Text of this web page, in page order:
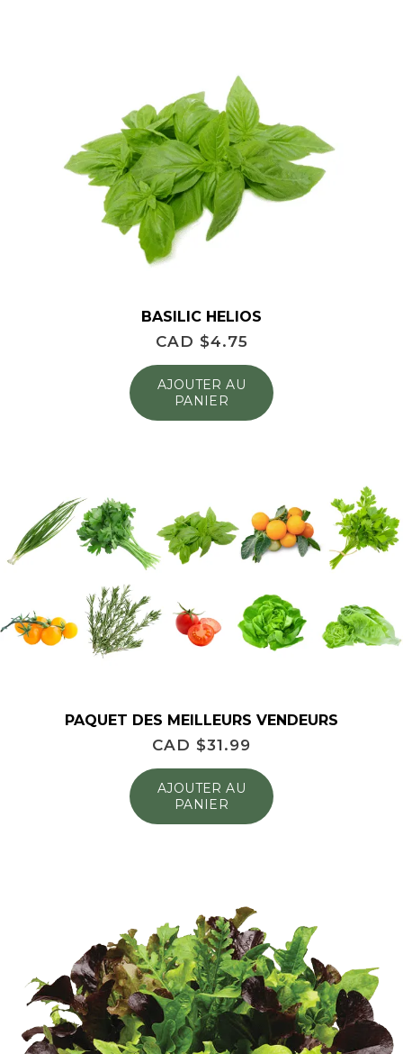
BASILIC HELIOS
CAD $4.75
AJOUTER AU
PANIER
PAQUET DES MEILLEURS VENDEURS
CAD $31.99
AJOUTER AU
PANIER